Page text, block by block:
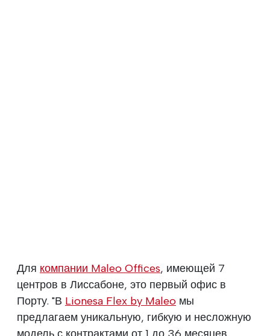
Для компании Maleo Offices, имеющей 7
центров в Лиссабоне, это первый офис в
Порту. "В Lionesa Flex by Maleo мы
предлагаем уникальную, гибкую и несложную